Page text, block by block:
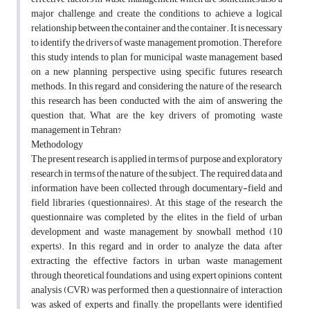
major challenge, and create the conditions to achieve a logical
relationship between the container and the container. It is necessary
to identify the drivers of waste management promotion. Therefore,
this study intends to plan for municipal waste management based
on a new planning perspective, using specific futures research
methods. In this regard, and considering the nature of the research,
this research has been conducted with the aim of answering the
question that; What are the key drivers of promoting waste
management in Tehran?
Methodology
The present research is applied in terms of purpose and exploratory
research in terms of the nature of the subject. The required data and
information have been collected through documentary-field and
field libraries (questionnaires). At this stage of the research, the
questionnaire was completed by the elites in the field of urban
development and waste management by snowball method (10
experts). In this regard and in order to analyze the data, after
extracting the effective factors in urban waste management
through theoretical foundations and using expert opinions, content
analysis (CVR) was performed, then a questionnaire of interaction
was asked of experts and finally, the propellants were identified